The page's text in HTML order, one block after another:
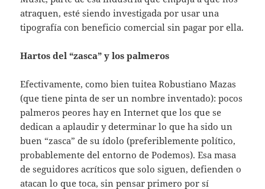
atraquen, esté siendo investigada por usar una
tipografía con beneficio comercial sin pagar por ella.
Hartos del “zasca” y los palmeros
Efectivamente, como bien tuitea Robustiano Mazas
(que tiene pinta de ser un nombre inventado): pocos
palmeros peores hay en Internet que los que se
dedican a aplaudir y determinar lo que ha sido un
buen “zasca” de su ídolo (preferiblemente político,
probablemente del entorno de Podemos). Esa masa
de seguidores acríticos que solo siguen, defienden o
atacan lo que toca, sin pensar primero por sí